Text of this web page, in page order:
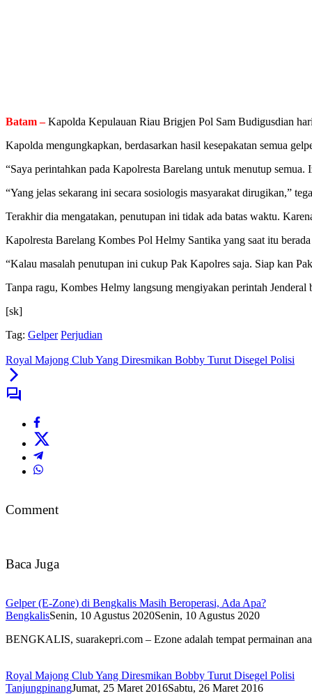
Batam – Kapolda Kepulauan Riau Brigjen Pol Sam Budigusdian
Kapolda mengungkapkan, berdasarkan hasil kesepakatan semua
“Saya perintahkan pada Kapolresta Barelang untuk menutup
“Yang jelas sekarang ini secara sosiologis masyarakat dirugikan,”
Terakhir dia mengatakan, penutupan ini tidak ada batas waktu.
Kapolresta Barelang Kombes Pol Helmy Santika yang saat itu
“Kalau masalah penutupan ini cukup Pak Kapolres saja. Siap kan
Tanpa ragu, Kombes Helmy langsung mengiyakan perintah
[sk]
Tag: Gelper Perjudian
Royal Majong Club Yang Diresmikan Bobby Turut Disegel Polisi
Comment
Baca Juga
Gelper (E-Zone) di Bengkalis Masih Beroperasi, Ada Apa?
BengkalisSenin, 10 Agustus 2020Senin, 10 Agustus 2020
BENGKALIS, suarakepri.com – Ezone adalah tempat permainan
Royal Majong Club Yang Diresmikan Bobby Turut Disegel Polisi
TanjungpinangJumat, 25 Maret 2016Sabtu, 26 Maret 2016